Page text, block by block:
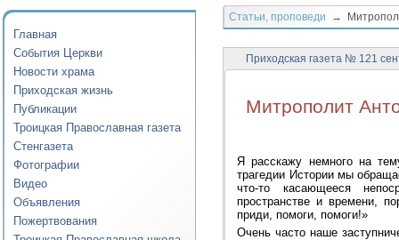
Главная
События Церкви
Новости храма
Приходская жизнь
Публикации
Троицкая Православная газета
Стенгазета
Фотографии
Видео
Объявления
Пожертвования
Статьи, проповеди →
Приходская газета № 121
Митрополит
Я расскажу немного на
трагедии Истории мы
что-то касающееся
пространстве и времени,
приди, помоги, помоги!»
Очень часто наше